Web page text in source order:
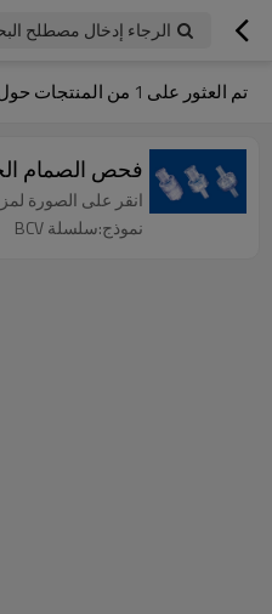
الرجاء إدخال مصطلح
تم العثور على 1 من المنتجات
فحص الصمام
انقر على الصورة
نموذج:سلسلة BCV